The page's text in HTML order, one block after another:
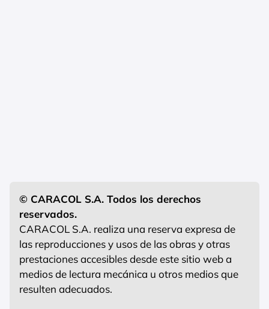
© CARACOL S.A. Todos los derechos
reservados.
CARACOL S.A. realiza una reserva expresa de
las reproducciones y usos de las obras y otras
prestaciones accesibles desde este sitio web a
medios de lectura mecánica u otros medios que
resulten adecuados.